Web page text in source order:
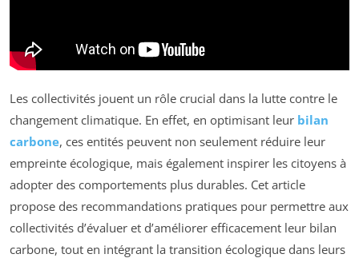
Les collectivités jouent un rôle crucial dans la lutte contre le
changement climatique. En effet, en optimisant leur bilan
carbone, ces entités peuvent non seulement réduire leur
empreinte écologique, mais également inspirer les citoyens à
adopter des comportements plus durables. Cet article
propose des recommandations pratiques pour permettre aux
collectivités d’évaluer et d’améliorer efficacement leur bilan
carbone, tout en intégrant la transition écologique dans leurs